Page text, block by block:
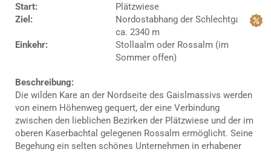
Start:
Plätzwiese
Ziel:
Nordostabhang der Schlechtgaisl,
ca. 2340 m
Einkehr:
Stollaalm oder Rossalm (im
Sommer offen)
Beschreibung:
Die wilden Kare an der Nordseite des Gaislmassivs werden
von einem Höhenweg gequert, der eine Verbindung
zwischen den lieblichen Bezirken der Plätzwiese und der im
oberen Kaserbachtal gelegenen Rossalm ermöglicht. Seine
Begehung ein selten schönes Unternehmen in erhabener